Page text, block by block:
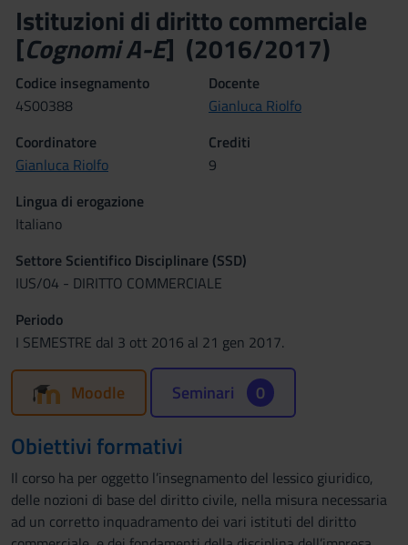
Istituzioni di diritto commerciale
[Cognomi A-E] (2016/2017)
Codice insegnamento
4S00388
Docente
Gianluca Riolfo
Coordinatore
Gianluca Riolfo
Crediti
9
Lingua di erogazione
Italiano
Settore Scientifico Disciplinare (SSD)
IUS/04 - DIRITTO COMMERCIALE
Periodo
I SEMESTRE dal 3 ott 2016 al 21 gen 2017.
Moodle Seminari 0
Obiettivi formativi
Il corso ha per oggetto l’insegnamento del lessico giuridico,
delle nozioni di base del diritto civile, nella misura necessaria
ad un corretto inquadramento dei vari istituti del diritto